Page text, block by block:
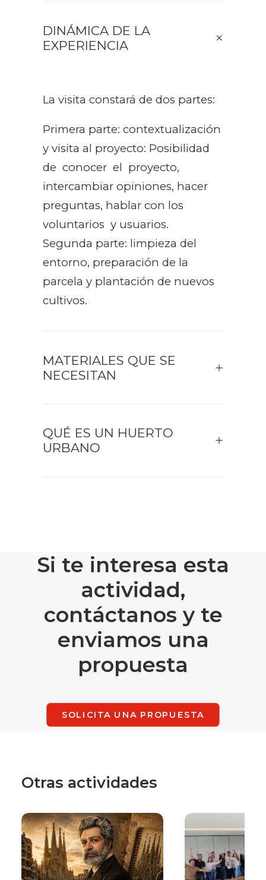
DINÁMICA DE LA
EXPERIENCIA
La visita constará de dos partes:
Primera parte: contextualización
y visita al proyecto: Posibilidad
de conocer el proyecto,
intercambiar opiniones, hacer
preguntas, hablar con los
voluntarios y usuarios.
Segunda parte: limpieza del
entorno, preparación de la
parcela y plantación de nuevos
cultivos.
MATERIALES QUE SE
NECESITAN
QUÉ ES UN HUERTO
URBANO
Si te interesa esta
actividad,
contáctanos y te
enviamos una
propuesta
SOLICITA UNA PROPUESTA
Otras actividades